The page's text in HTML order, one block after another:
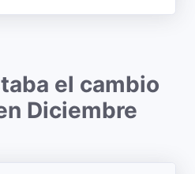
el cambio
Diciembre